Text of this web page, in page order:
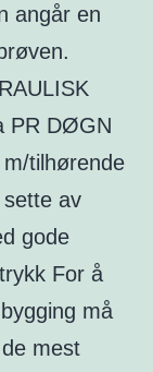
angår en
PR DØGN
tilhørende
av
gode
For å
må
mest